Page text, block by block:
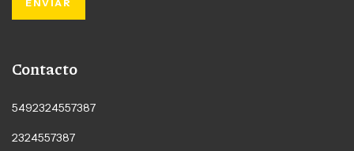
Contacto
5492324557387
2324557387